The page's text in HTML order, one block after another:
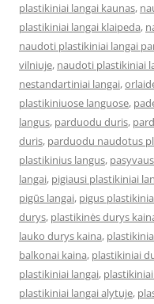
plastikiniai langai kaunas,
plastikiniai langai klaipeda,
naudoti plastikiniai langai
vilniuje, naudoti plastikiniai
nestandartiniai langai,
plastikiniuose languose,
langus, parduodu duris,
duris, parduodu naudotus
plastikinius langus,
langai, pigiausi plastikiniai
pigūs langai, pigus
durys, plastikinės durys
lauko durys kaina,
balkonai kaina, plastikiniai
plastikiniai langai,
plastikiniai langai alytuje,